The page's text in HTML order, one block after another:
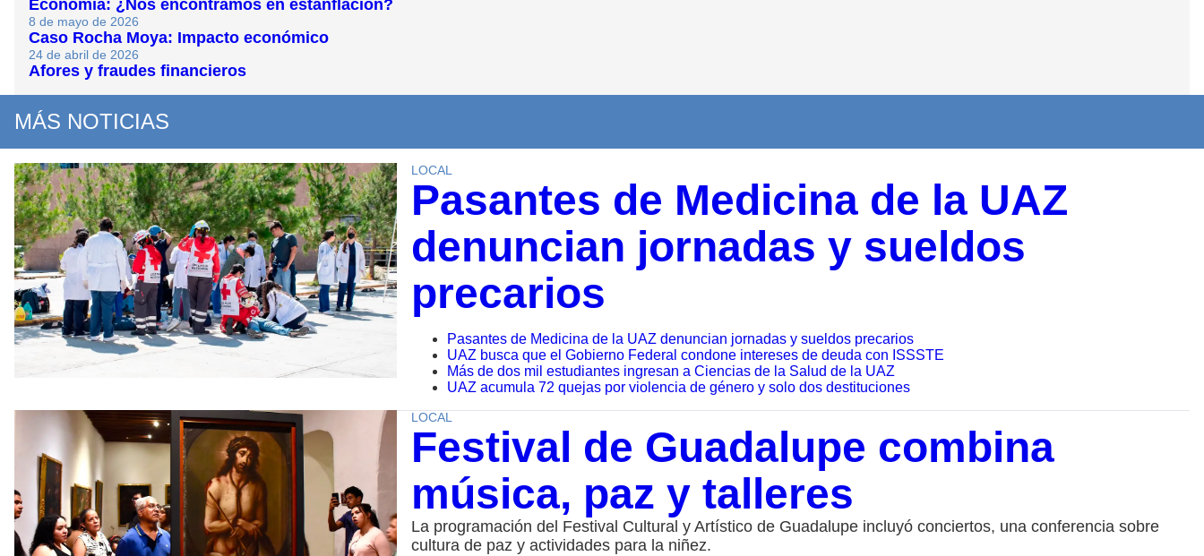
Economía: ¿Nos encontramos en estanflación?
8 de mayo de 2026
Caso Rocha Moya: Impacto económico
24 de abril de 2026
Afores y fraudes financieros
MÁS NOTICIAS
LOCAL
Pasantes de Medicina de la UAZ
denuncian jornadas y sueldos
precarios
Pasantes de Medicina de la UAZ denuncian jornadas y sueldos precarios
UAZ busca que el Gobierno Federal condone intereses de deuda con ISSSTE
Más de dos mil estudiantes ingresan a Ciencias de la Salud de la UAZ
UAZ acumula 72 quejas por violencia de género y solo dos destituciones
LOCAL
Festival de Guadalupe combina
música, paz y talleres
La programación del Festival Cultural y Artístico de Guadalupe incluyó conciertos, una conferencia sobre
cultura de paz y actividades para la niñez.